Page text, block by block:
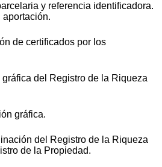
y referencia identificadora.
de certificados por los
del Registro de la Riqueza
gráfica.
del Registro de la Riqueza
de la Propiedad.